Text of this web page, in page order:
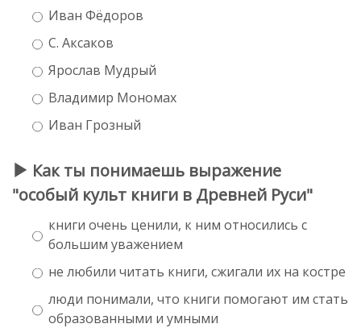
Иван Фёдоров
С. Аксаков
Ярослав Мудрый
Владимир Мономах
Иван Грозный
Как ты понимаешь выражение
"особый культ книги в Древней Руси"
книги очень ценили, к ним относились с
большим уважением
не любили читать книги, сжигали их на костре
люди понимали, что книги помогают им стать
образованными и умными